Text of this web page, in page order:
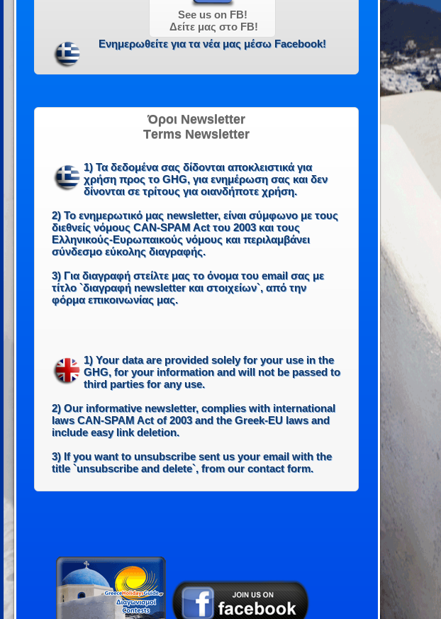
See us on FB!
Δείτε μας στο FB!
Ενημερωθείτε για τα νέα μας μέσω Facebook!
Όροι Newsletter
Τerms Newsletter
1) Τα δεδομένα σας δίδονται αποκλειστικά για
χρήση προς το GHG, για ενημέρωση σας και δεν
δίνονται σε τρίτους για οιανδήποτε χρήση.
2) Το ενημερωτικό μας newsletter, είναι σύμφωνο με τους
διεθνείς νόμους CAN-SPAM Act του 2003 και τους
Ελληνικούς-Ευρωπαικούς νόμους και περιλαμβάνει
σύνδεσμο εύκολης διαγραφής.
3) Για διαγραφή στείλτε μας το όνομα του email σας με
τίτλο `διαγραφή newsletter και στοιχείων`, από την
φόρμα επικοινωνίας μας.
1) Your data are provided solely for your use in the
GHG, for your information and will not be passed to
third parties for any use.
2) Our informative newsletter, complies with international
laws CAN-SPAM Act of 2003 and the Greek-EU laws and
include easy link deletion.
3) If you want to unsubscribe sent us your email with the
title `unsubscribe and delete`, from our contact form.